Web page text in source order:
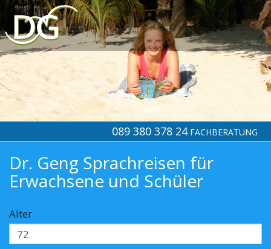
089 380 378 24 FACHBERATUNG
Dr. Geng Sprachreisen für
Erwachsene und Schüler
Alter